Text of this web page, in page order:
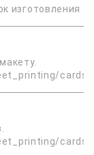
изготовления 1
cards/
cards/